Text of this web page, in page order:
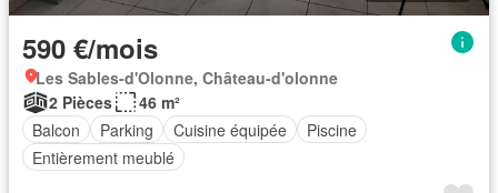
590 €/mois
Les Sables-d'Olonne, Château-d'olonne
2 Pièces
46 m²
Balcon
Parking Cuisine équipée
Piscine
Entièrement meublé